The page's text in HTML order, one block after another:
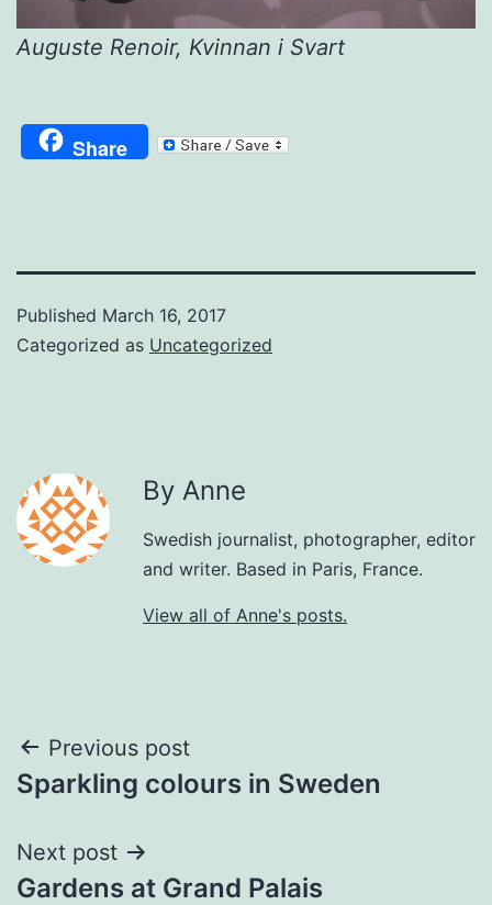
Auguste Renoir, Kvinnan i Svart
Share
Published March 16, 2017
Categorized as Uncategorized
By Anne
Swedish journalist, photographer, editor
and writer. Based in Paris, France.
View all of Anne's posts.
Post
navigation
Previous post
Sparkling colours in Sweden
Next post
Gardens at Grand Palais